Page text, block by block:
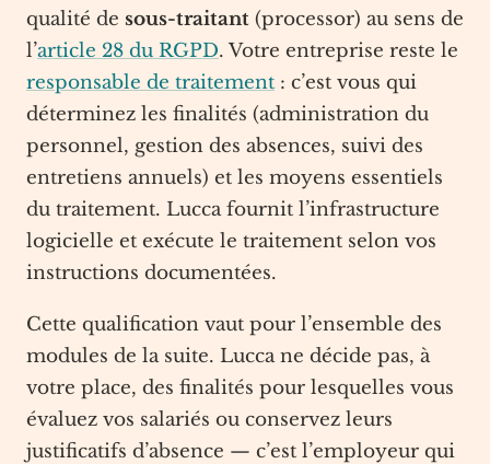
qualité de sous-traitant (processor) au sens de
l’article 28 du RGPD. Votre entreprise reste le
responsable de traitement : c’est vous qui
déterminez les finalités (administration du
personnel, gestion des absences, suivi des
entretiens annuels) et les moyens essentiels
du traitement. Lucca fournit l’infrastructure
logicielle et exécute le traitement selon vos
instructions documentées.
Cette qualification vaut pour l’ensemble des
modules de la suite. Lucca ne décide pas, à
votre place, des finalités pour lesquelles vous
évaluez vos salariés ou conservez leurs
justificatifs d’absence — c’est l’employeur qui